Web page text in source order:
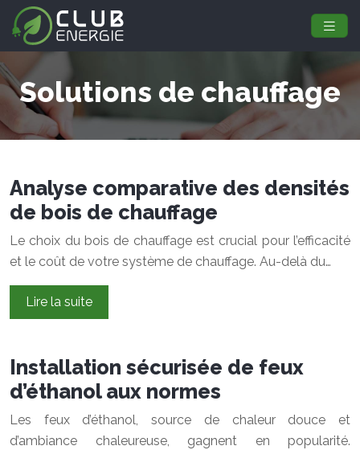
Solutions de chauffage
Analyse comparative des densités
de bois de chauffage
Le choix du bois de chauffage est crucial pour l’efficacité
et le coût de votre système de chauffage. Au-delà du…
Lire la suite
Installation sécurisée de feux
d’éthanol aux normes
Les feux d’éthanol, source de chaleur douce et
d’ambiance chaleureuse, gagnent en popularité.